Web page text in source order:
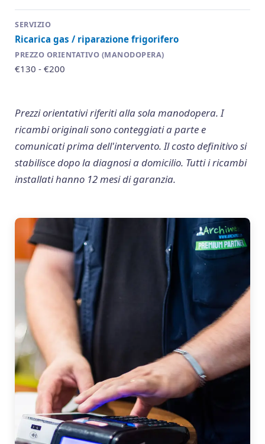
Ricarica gas / riparazione frigorifero
€130 - €200
Prezzi orientativi riferiti alla sola manodopera. I
ricambi originali sono conteggiati a parte e
comunicati prima dell'intervento. Il costo definitivo si
stabilisce dopo la diagnosi a domicilio. Tutti i ricambi
installati hanno 12 mesi di garanzia.